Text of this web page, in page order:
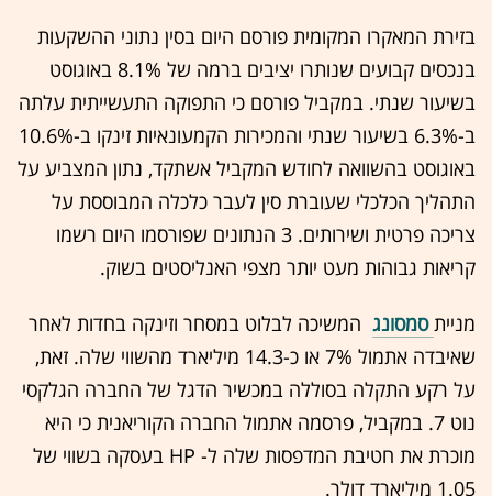
בזירת המאקרו המקומית פורסם היום בסין נתוני ההשקעות
בנכסים קבועים שנותרו יציבים ברמה של 8.1% באוגוסט
בשיעור שנתי. במקביל פורסם כי התפוקה התעשייתית עלתה
ב-6.3% בשיעור שנתי והמכירות הקמעונאיות זינקו ב-10.6%
באוגוסט בהשוואה לחודש המקביל אשתקד, נתון המצביע על
התהליך הכלכלי שעוברת סין לעבר כלכלה המבוססת על
צריכה פרטית ושירותים. 3 הנתונים שפורסמו היום רשמו
קריאות גבוהות מעט יותר מצפי האנליסטים בשוק.
מניית סמסונג המשיכה לבלוט במסחר וזינקה בחדות לאחר
שאיבדה אתמול 7% או כ-14.3 מיליארד מהשווי שלה. זאת,
על רקע התקלה בסוללה במכשיר הדגל של החברה הגלקסי
נוט 7. במקביל, פרסמה אתמול החברה הקוריאנית כי היא
מוכרת את חטיבת המדפסות שלה ל- HP בעסקה בשווי של
1.05 מיליארד דולר.